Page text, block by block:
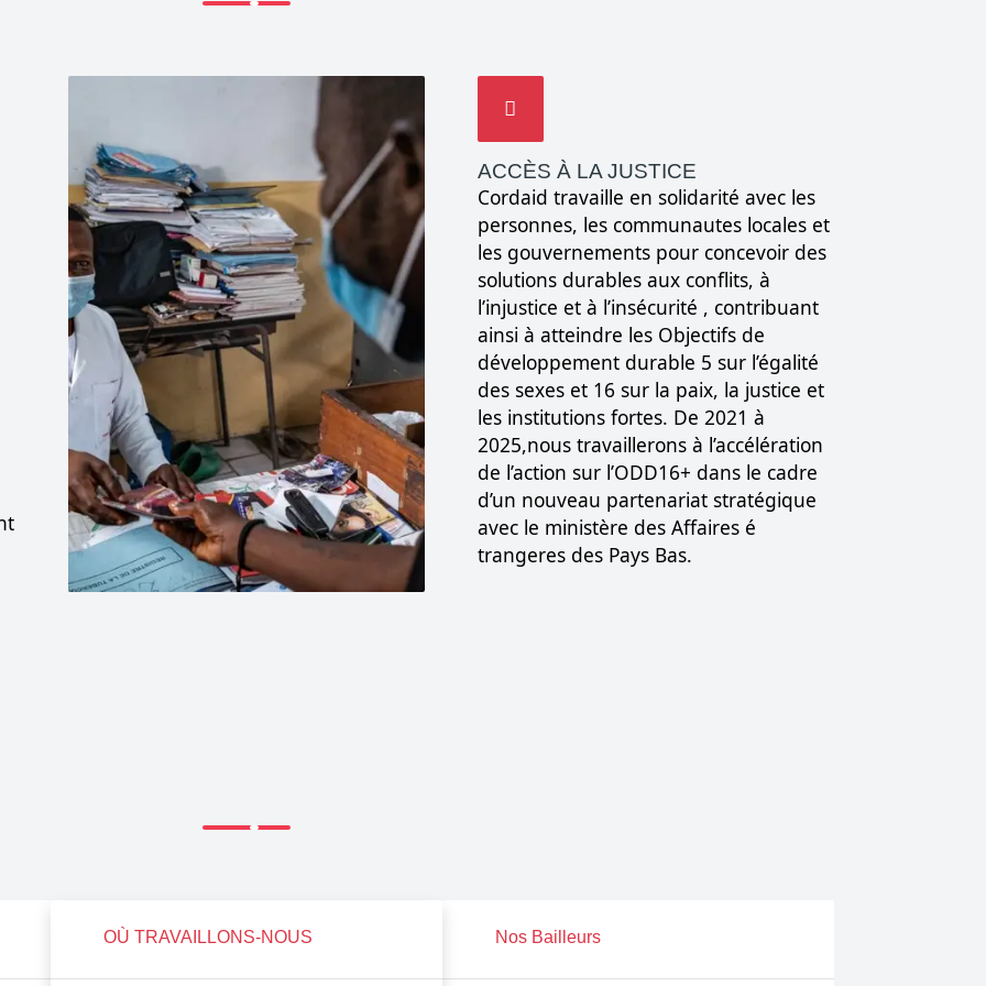
ACCÈS À LA JUSTICE
Cordaid travaille en solidarité avec les
personnes, les communautes locales et
les gouvernements pour concevoir des
solutions durables aux conflits, à
l’injustice et à l’insécurité , contribuant
ainsi à atteindre les Objectifs de
développement durable 5 sur l’égalité
des sexes et 16 sur la paix, la justice et
les institutions fortes. De 2021 à
2025,nous travaillerons à l’accélération
de l’action sur l’ODD16+ dans le cadre
d’un nouveau partenariat stratégique
avec le ministère des Affaires é
trangeres des Pays Bas.
OÙ TRAVAILLONS-NOUS Nos Bailleurs